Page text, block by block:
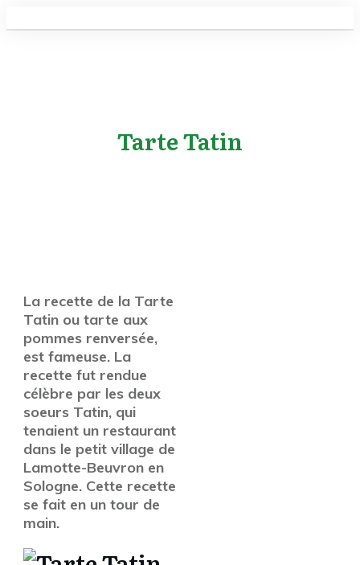
Tarte Tatin
La recette de la Tarte
Tatin ou tarte aux
pommes renversée,
est fameuse. La
recette fut rendue
célèbre par les deux
soeurs Tatin, qui
tenaient un restaurant
dans le petit village de
Lamotte-Beuvron en
Sologne. Cette recette
se fait en un tour de
main.